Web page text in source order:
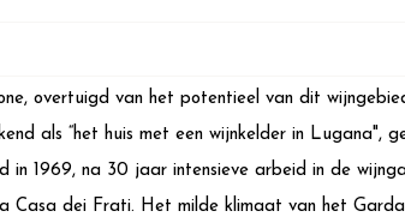
overtuigd van het potentieel van dit
als “het huis met een wijnkelder in Lugana",
in 1969, na 30 jaar intensieve arbeid in de
dei Frati. Het milde klimaat van het